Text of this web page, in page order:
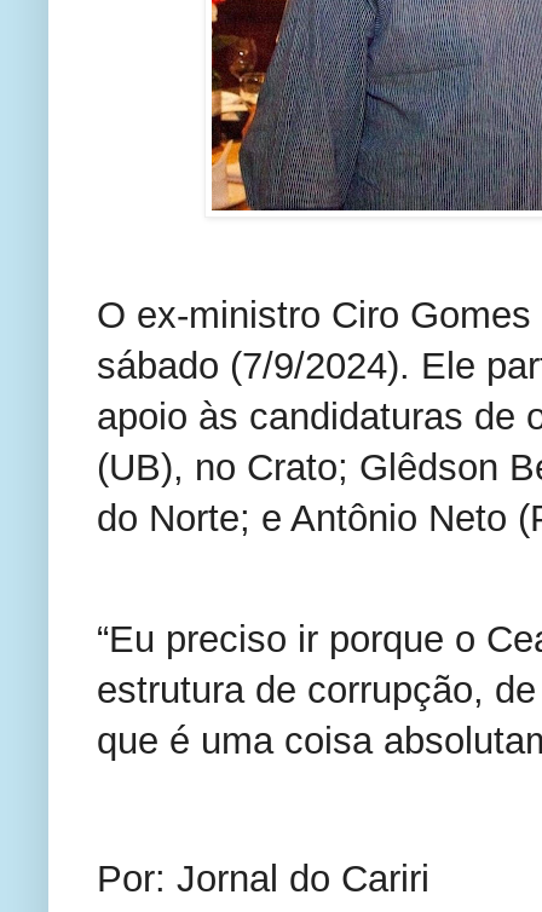
O ex-ministro Ciro
sábado (7/9/2024). Ele
apoio às candidaturas de
(UB), no Crato; Glêdson
do Norte; e Antônio Neto
“Eu preciso ir porque o
estrutura de corrupção,
que é uma coisa
Por: Jornal do Cariri